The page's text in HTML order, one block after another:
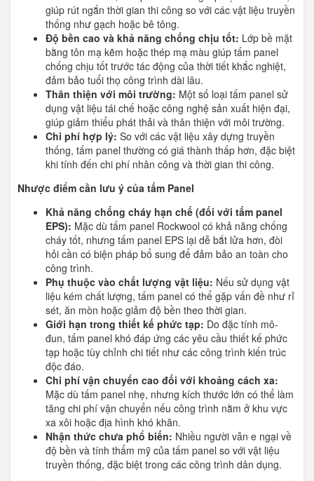
giúp rút ngắn thời gian thi công so với các vật liệu truyền
thống như gạch hoặc bê tông.
Độ bền cao và khả năng chống chịu tốt: Lớp bề mặt
bằng tôn mạ kẽm hoặc thép mạ màu giúp tấm panel
chống chịu tốt trước tác động của thời tiết khắc nghiệt,
đảm bảo tuổi thọ công trình dài lâu.
Thân thiện với môi trường: Một số loại tấm panel sử
dụng vật liệu tái chế hoặc công nghệ sản xuất hiện đại,
giúp giảm thiểu phát thải và thân thiện với môi trường.
Chi phí hợp lý: So với các vật liệu xây dựng truyền
thống, tấm panel thường có giá thành thấp hơn, đặc biệt
khi tính đến chi phí nhân công và thời gian thi công.
Nhược điểm cần lưu ý của tấm Panel
Khả năng chống cháy hạn chế (đối với tấm panel
EPS): Mặc dù tấm panel Rockwool có khả năng chống
cháy tốt, nhưng tấm panel EPS lại dễ bắt lửa hơn, đòi
hỏi cần có biện pháp bổ sung để đảm bảo an toàn cho
công trình.
Phụ thuộc vào chất lượng vật liệu: Nếu sử dụng vật
liệu kém chất lượng, tấm panel có thể gặp vấn đề như rỉ
sét, ăn mòn hoặc giảm độ bền theo thời gian.
Giới hạn trong thiết kế phức tạp: Do đặc tính mô-
đun, tấm panel khó đáp ứng các yêu cầu thiết kế phức
tạp hoặc tùy chỉnh chi tiết như các công trình kiến trúc
độc đáo.
Chi phí vận chuyển cao đối với khoảng cách xa:
Mặc dù tấm panel nhẹ, nhưng kích thước lớn có thể làm
tăng chi phí vận chuyển nếu công trình nằm ở khu vực
xa xôi hoặc địa hình khó khăn.
Nhận thức chưa phổ biến: Nhiều người vẫn e ngại về
độ bền và tính thẩm mỹ của tấm panel so với vật liệu
truyền thống, đặc biệt trong các công trình dân dụng.